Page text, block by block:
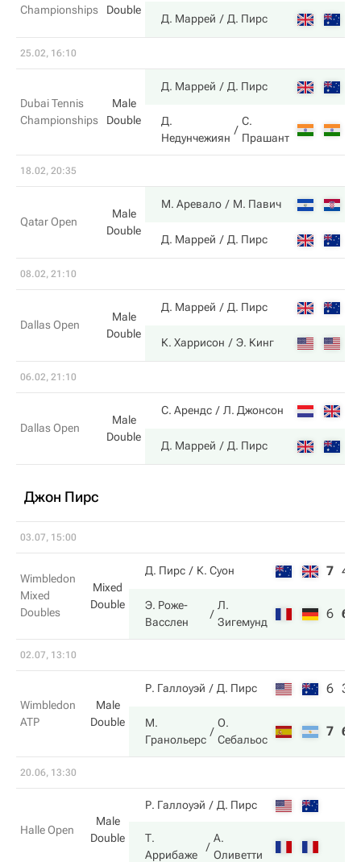
Championships
Double
Д. Маррей Д. Пирс
25.02, 16:10
Dubai Tennis
Championships
Male
Double
Д. Маррей Д. Пирс
Д.
Недунчежиян
С.
Прашант
18.02, 20:35
Qatar Open
Male
Double
М. Аревало М. Павич
Д. Маррей Д. Пирс
08.02, 21:10
Dallas Open
Male
Double
Д. Маррей Д. Пирс
К. Харрисон Э. Кинг
06.02, 21:10
Dallas Open
Male
Double
С. Арендс Л. Джонсон
Д. Маррей Д. Пирс
Джон Пирс
03.07, 15:00
Wimbledon
Mixed
Doubles
Mixed
Double
Д. Пирс К. Суон 7 4
Э. Роже-
Васслен
Л.
Зигемунд
6 6
02.07, 13:10
Wimbledon
ATP
Male
Double
Р. Галлоуэй Д. Пирс 6 3
М.
Гранольерс
О.
Себальос
7 6
20.06, 13:30
Halle Open
Male
Double
Р. Галлоуэй Д. Пирс
Т.
Аррибаже
А.
Оливетти